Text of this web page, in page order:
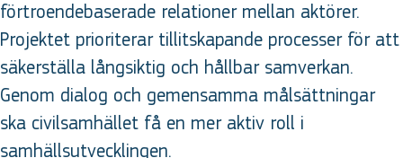
förtroendebaserade relationer mellan aktörer.
Projektet prioriterar tillitskapande processer för att
säkerställa långsiktig och hållbar samverkan.
Genom dialog och gemensamma målsättningar
ska civilsamhället få en mer aktiv roll i
samhällsutvecklingen.